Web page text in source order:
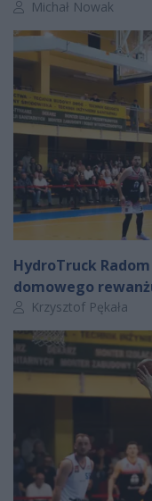
Autor artykułu:
Michał Nowak
HydroTruck
domowego
Autor artykułu:
Krzysztof Pękała